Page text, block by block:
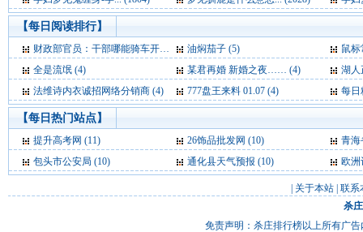
【每日阅读排行】
财政部官员：干部哪能骑车开会 公车费是要花的 (6) 油焖茄子 (5)
鼠
全是流氓 (4)
某君再婚 新婚之夜…… (4)
湖人正
法维诗内衣诚招网络分销商 (4)
777盘王来料 01.07 (4) 每日
【每日热门站点】
提升高考网 (11) 26饰品批发网 (10)
青海
包头市公安局 (10) 通化县天气预报 (10) 欧洲
关于本站 联系
杀
免责声明：杀庄排行榜以上所有广